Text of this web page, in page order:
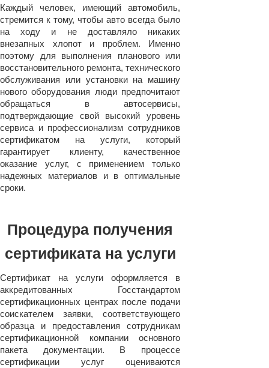
Каждый человек, имеющий автомобиль,
стремится к тому, чтобы авто всегда было
на ходу и не доставляло никаких
внезапных хлопот и проблем. Именно
поэтому для выполнения планового или
восстановительного ремонта, технического
обслуживания или установки на машину
нового оборудования люди предпочитают
обращаться в автосервисы,
подтверждающие свой высокий уровень
сервиса и профессионализм сотрудников
сертификатом на услуги, который
гарантирует клиенту, качественное
оказание услуг, с применением только
надежных материалов и в оптимальные
сроки.
Процедура получения
сертификата на услуги
Сертификат на услуги оформляется в
аккредитованных Госстандартом
сертификационных центрах после подачи
соискателем заявки, соответствующего
образца и предоставления сотрудникам
сертификационной компании основного
пакета документации. В процессе
сертификации услуг оцениваются